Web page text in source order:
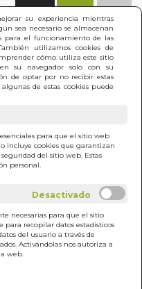
su experiencia mientras
sea necesario se almacenan
para el funcionamiento de las
utilizamos cookies de
cómo utiliza este sitio
su navegador solo con su
de optar por no recibir estas
de estas cookies puede
para que el sitio web
incluye cookies que garantizan
del sitio web. Estas
personal.
necesarias para que el sitio
recopilar datos estadísticos
del usuario a través de
Activándolas nos autoriza a
web.